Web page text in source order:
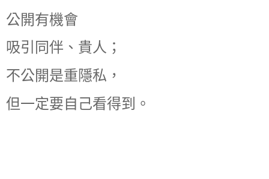
公開有機會
吸引同伴、貴人；
不公開是重隱私，
但一定要自己看得到。